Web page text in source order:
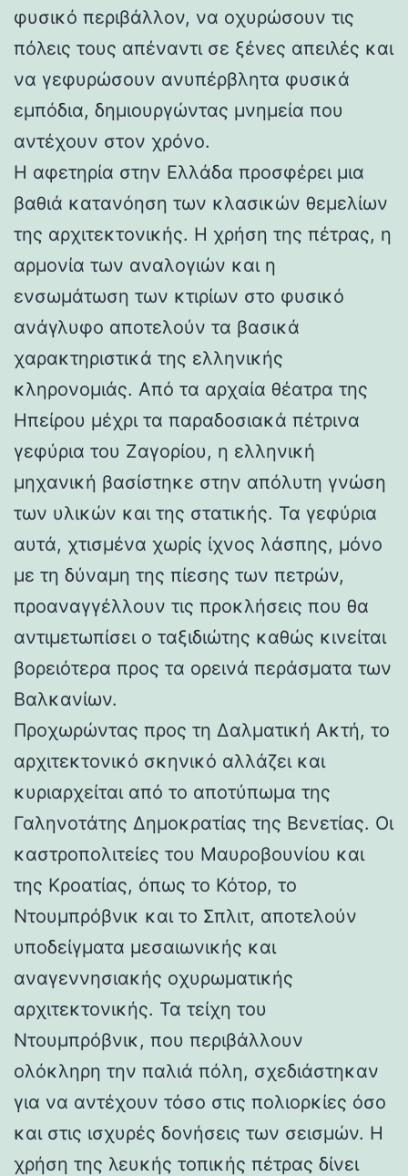
φυσικό περιβάλλον, να οχυρώσουν τις
πόλεις τους απέναντι σε ξένες απειλές και
να γεφυρώσουν ανυπέρβλητα φυσικά
εμπόδια, δημιουργώντας μνημεία που
αντέχουν στον χρόνο.
Η αφετηρία στην Ελλάδα προσφέρει μια
βαθιά κατανόηση των κλασικών θεμελίων
της αρχιτεκτονικής. Η χρήση της πέτρας, η
αρμονία των αναλογιών και η
ενσωμάτωση των κτιρίων στο φυσικό
ανάγλυφο αποτελούν τα βασικά
χαρακτηριστικά της ελληνικής
κληρονομιάς. Από τα αρχαία θέατρα της
Ηπείρου μέχρι τα παραδοσιακά πέτρινα
γεφύρια του Ζαγορίου, η ελληνική
μηχανική βασίστηκε στην απόλυτη γνώση
των υλικών και της στατικής. Τα γεφύρια
αυτά, χτισμένα χωρίς ίχνος λάσπης, μόνο
με τη δύναμη της πίεσης των πετρών,
προαναγγέλλουν τις προκλήσεις που θα
αντιμετωπίσει ο ταξιδιώτης καθώς κινείται
βορειότερα προς τα ορεινά περάσματα των
Βαλκανίων.
Προχωρώντας προς τη Δαλματική Ακτή, το
αρχιτεκτονικό σκηνικό αλλάζει και
κυριαρχείται από το αποτύπωμα της
Γαληνοτάτης Δημοκρατίας της Βενετίας. Οι
καστροπολιτείες του Μαυροβουνίου και
της Κροατίας, όπως το Κότορ, το
Ντουμπρόβνικ και το Σπλιτ, αποτελούν
υποδείγματα μεσαιωνικής και
αναγεννησιακής οχυρωματικής
αρχιτεκτονικής. Τα τείχη του
Ντουμπρόβνικ, που περιβάλλουν
ολόκληρη την παλιά πόλη, σχεδιάστηκαν
για να αντέχουν τόσο στις πολιορκίες όσο
και στις ισχυρές δονήσεις των σεισμών. Η
χρήση της λευκής τοπικής πέτρας δίνει